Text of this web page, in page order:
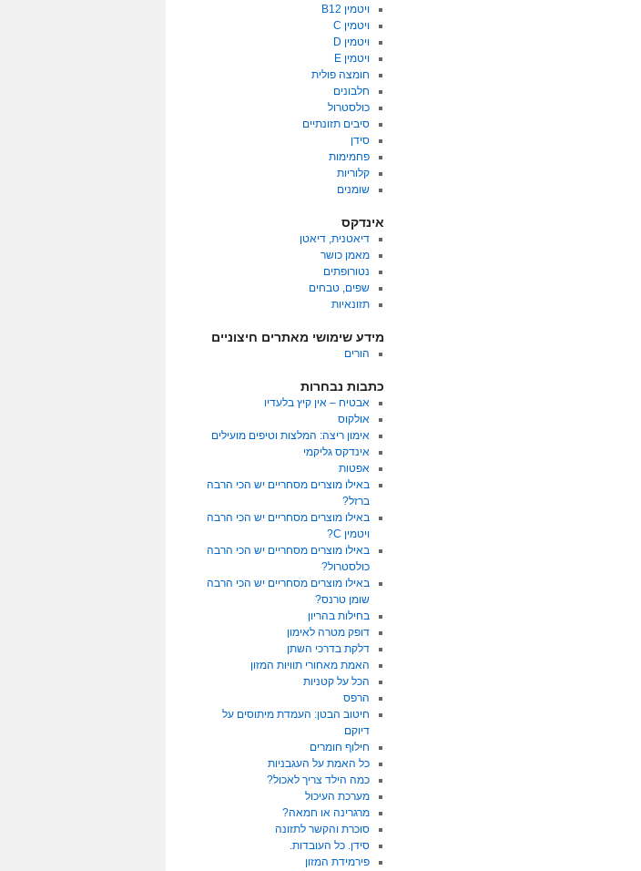
ויטמין B12
ויטמין C
ויטמין D
ויטמין E
חומצה פולית
חלבונים
כולסטרול
סיבים תזונתיים
סידן
פחמימות
קלוריות
שומנים
אינדקס
דיאטנית, דיאטן
מאמן כושר
נטורופתים
שפים, טבחים
תזונאיות
מידע שימושי מאתרים חיצוניים
הורים
כתבות נבחרות
אבטיח – אין קיץ בלעדיו
אולקוס
אימון ריצה: המלצות וטיפים מועילים
אינדקס גליקמי
אפטות
באילו מוצרים מסחריים יש הכי הרבה
ברזל?
באילו מוצרים מסחריים יש הכי הרבה
ויטמין C?
באילו מוצרים מסחריים יש הכי הרבה
כולסטרול?
באילו מוצרים מסחריים יש הכי הרבה
שומן טרנס?
בחילות בהריון
דופק מטרה לאימון
דלקת בדרכי השתן
האמת מאחורי תוויות המזון
הכל על קטניות
הרפס
חיטוב הבטן: העמדת מיתוסים על
דיוקם
חילוף חומרים
כל האמת על העגבניות
כמה הילד צריך לאכול?
מערכת העיכול
מרגרינה או חמאה?
סוכרת והקשר לתזונה
סידן. כל העובדות.
פירמידת המזון